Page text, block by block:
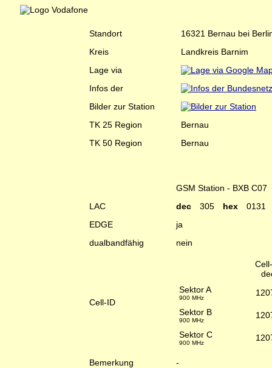
Standort
16321 Bernau bei
Kreis
Landkreis Barnim
Lage via
Infos der
Bilder zur Station
TK 25 Region
Bernau
TK 50 Region
Bernau
GSM Station - BXB C07
LAC
dec 305 hex 0131
EDGE
ja
dualbandfähig
nein
Cell-ID
Sektor A
900 MHz
Sektor B
900 MHz
Sektor C
900 MHz
Bemerkung -